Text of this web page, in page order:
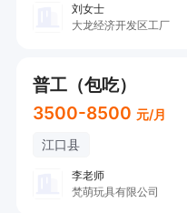
刘女士
大龙经济开发区工厂
普工（包吃）
3500-8500 元/月
江口县
李老师
梵萌玩具有限公司